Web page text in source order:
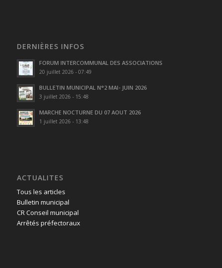
DERNIÈRES INFOS
FORUM INTERCOMMUNAL DES ASSOCIATIONS
20 juillet 2026 - 07:49
BULLETIN MUNICIPAL N°2 MAI- JUIN 2026
3 juillet 2026 - 15:48
MARCHE NOCTURNE DU 07 AOUT 2026
1 juillet 2026 - 13:48
ACTUALITES
Tous les articles
Bulletin municipal
CR Conseil municipal
Arrêtés préfectoraux